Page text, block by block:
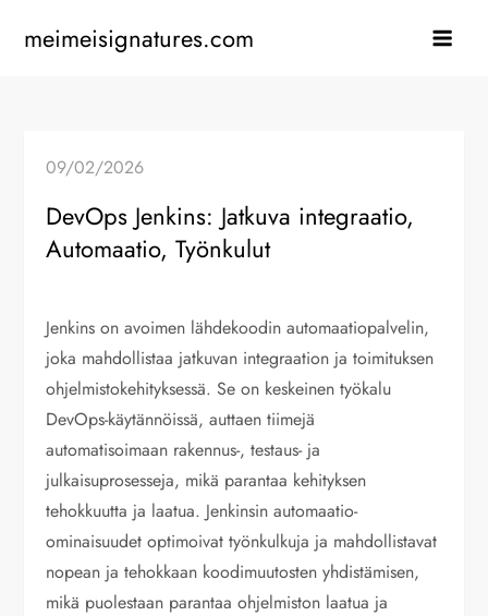
meimeisignatures.com
09/02/2026
DevOps Jenkins: Jatkuva integraatio,
Automaatio, Työnkulut
Jenkins on avoimen lähdekoodin automaatiopalvelin,
joka mahdollistaa jatkuvan integraation ja toimituksen
ohjelmistokehityksessä. Se on keskeinen työkalu
DevOps-käytännöissä, auttaen tiimejä
automatisoimaan rakennus-, testaus- ja
julkaisuprosesseja, mikä parantaa kehityksen
tehokkuutta ja laatua. Jenkinsin automaatio-
ominaisuudet optimoivat työnkulkuja ja mahdollistavat
nopean ja tehokkaan koodimuutosten yhdistämisen,
mikä puolestaan parantaa ohjelmiston laatua ja